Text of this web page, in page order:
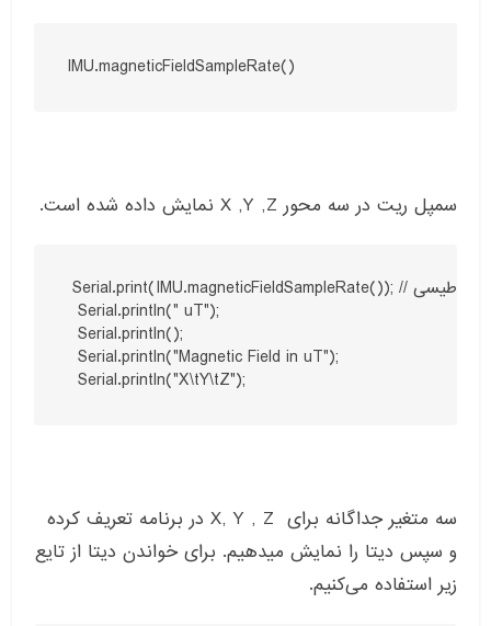
IMU.magneticFieldSampleRate()
سمپل ریت در سه محور X ,Y ,Z نمایش داده شده است.
Serial.print(IMU.magneticFieldSampleRate()); // خواندن دیتای سمپل ریت میدان مغناطیسی
  Serial.println(" uT");
  Serial.println();
  Serial.println("Magnetic Field in uT");
  Serial.println("X\tY\tZ");
سه متغیر جداگانه برای X, Y , Z در برنامه تعریف کرده
و سپس دیتا را نمایش میدهیم. برای خواندن دیتا از تایع
زیر استفاده می‌کنیم.